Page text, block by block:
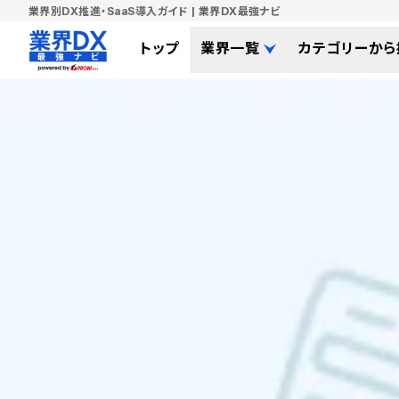
業界別DX推進・SaaS導入ガイド | 業界DX最強ナビ
トップ 業界一覧 カテゴリーか